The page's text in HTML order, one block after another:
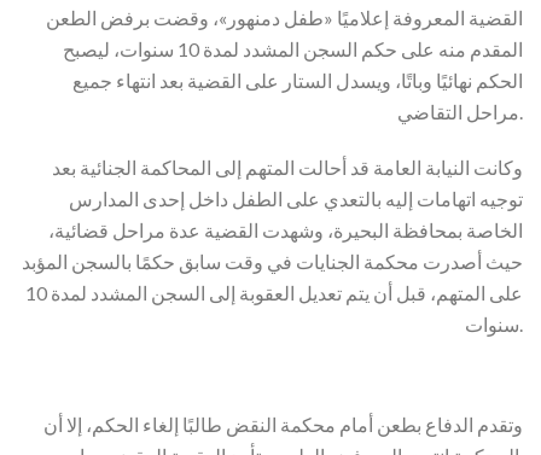
القضية المعروفة إعلاميًا «طفل دمنهور»، وقضت برفض الطعن
المقدم منه على حكم السجن المشدد لمدة 10 سنوات، ليصبح
الحكم نهائيًا وباتًا، ويسدل الستار على القضية بعد انتهاء جميع
مراحل التقاضي.
وكانت النيابة العامة قد أحالت المتهم إلى المحاكمة الجنائية بعد
توجيه اتهامات إليه بالتعدي على الطفل داخل إحدى المدارس
الخاصة بمحافظة البحيرة، وشهدت القضية عدة مراحل قضائية،
حيث أصدرت محكمة الجنايات في وقت سابق حكمًا بالسجن المؤبد
على المتهم، قبل أن يتم تعديل العقوبة إلى السجن المشدد لمدة 10
سنوات.
وتقدم الدفاع بطعن أمام محكمة النقض طالبًا إلغاء الحكم، إلا أن